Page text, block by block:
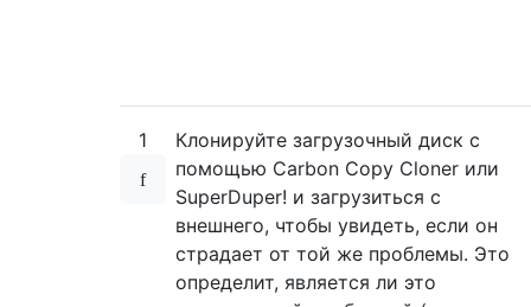
1
Клонируйте загрузочный диск с
помощью Carbon Copy Cloner или
SuperDuper! и загрузиться с
внешнего, чтобы увидеть, если он
страдает от той же проблемы. Это
определит, является ли это